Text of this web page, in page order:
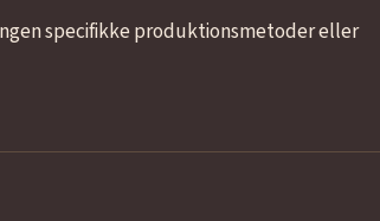
specifikke produktionsmetoder eller